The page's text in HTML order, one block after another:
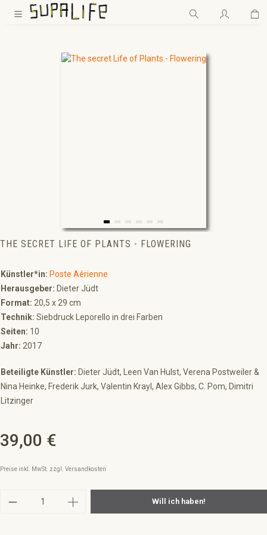
Zum Hauptinhalt springen
THE SECRET LIFE OF PLANTS - FLOWERING
Künstler*in: Poste Aérienne
Herausgeber: Dieter Jüdt
Format: 20,5 x 29 cm
Technik: Siebdruck Leporello in drei Farben
Seiten: 10
Jahr: 2017
Beteiligte Künstler: Dieter Jüdt, Leen Van Hulst, Verena Postweiler &
Nina Heinke, Frederik Jurk, Valentin Krayl, Alex Gibbs, C. Pom, Dimitri
Litzinger
Regulärer Preis:
39,00 €
Preise inkl. MwSt. zzgl. Versandkosten
Produkt Anzahl: Gib den gewünschten Wert
Will ich haben!